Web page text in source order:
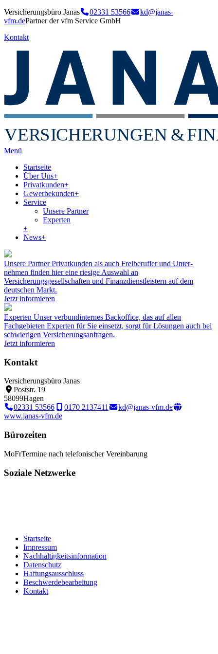
Versicherungsbüro Janas 02331 53566
kd@janas-
vfm.dePartner der vfm Service GmbH
Kontakt
VERSICHERUNGEN&
Menü
Startseite
Über Uns+
Privatkunden+
Gewerbekunden+
Service
Unsere Partner
Experten
+
News+
Unsere PartnerPrivat­kunden als auch Frei­berufler und Unter­
nehmen finden hier eine riesige Auswahl an
Versicherungsgesellschaften und Finanzdienstleistern auf dem
deutschen Markt.
Jetzt informieren
Experten Unser verbundinternes Backoffice, das auf allen
Fachgebieten Experten für Sie einsetzt, sorgt für Lösungen auch bei
schwierigen Versicherungsanfragen.
Jetzt informieren
Kontakt
Versicherungsbüro Janas
Poststr. 19
58099Hagen
02331 53566
0170 2137411
kd@janas-vfm.de
www.janas-vfm.de
Bürozeiten
MoFrTermine nach telefonischer Vereinbarung
Soziale Netzwerke
Startseite
Impressum
Nachhaltigkeitsinformation
Datenschutz
Haftungsausschluss
Beschwerdebearbeitung
Kontakt